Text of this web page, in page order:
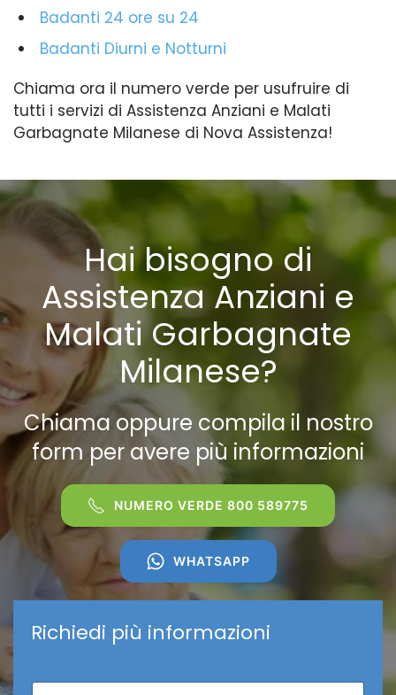
Badanti 24 ore su 24
Badanti Diurni e Notturni
Chiama ora il numero verde per usufruire di
tutti i servizi di Assistenza Anziani e Malati
Garbagnate Milanese di Nova Assistenza!
Hai bisogno di
Assistenza Anziani e
Malati Garbagnate
Milanese?
Chiama oppure compila il nostro
form per avere più informazioni
NUMERO VERDE 800 589775
WHATSAPP
Richiedi più informazioni
N